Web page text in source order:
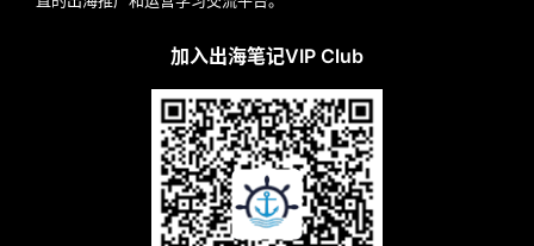
加入出海笔记VIP Club